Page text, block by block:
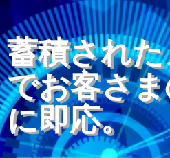
蓄積され
でお客さ
に即応。